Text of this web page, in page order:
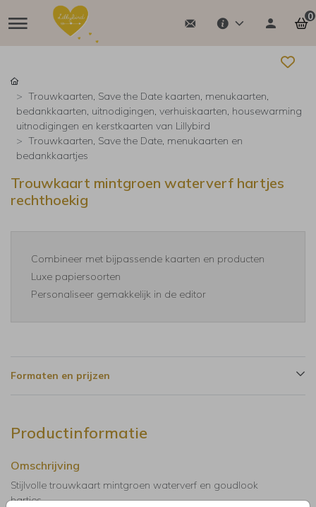
0
Trouwkaarten, Save the Date kaarten, menukaarten,
bedankkaarten, uitnodigingen, verhuiskaarten, housewarming
uitnodigingen en kerstkaarten van Lillybird
Trouwkaarten, Save the Date, menukaarten en
bedankkaartjes
Trouwkaart mintgroen waterverf hartjes
rechthoekig
Combineer met bijpassende kaarten en producten
Luxe papiersoorten
Personaliseer gemakkelijk in de editor
Formaten en prijzen
Productinformatie
Omschrijving
Stijlvolle trouwkaart mintgroen waterverf en goudlook
hartjes.